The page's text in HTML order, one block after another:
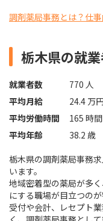
調剤薬局事務とは？仕
栃木県の就
就業者数
770 人
平均月給
24.4 万
平均労働時間
165 時間
平均年齢
38.2 歳
栃木県の調剤薬局事務
います。
地域密着型の薬局が多
にする職場が目立つのが
受付や会計、レセプト